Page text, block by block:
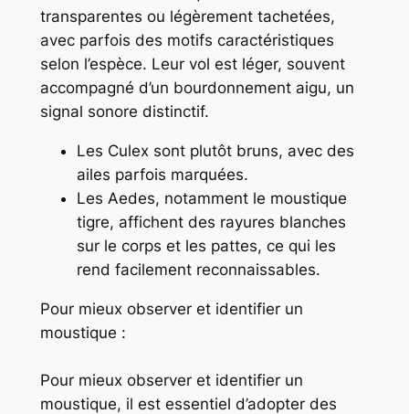
transparentes ou légèrement tachetées,
avec parfois des motifs caractéristiques
selon l’espèce. Leur vol est léger, souvent
accompagné d’un bourdonnementaigu, un
signal sonore distinctif.
Les Culexsont plutôt bruns, avec des
ailes parfois marquées.
Les Aedes, notamment le moustique
tigre, affichent des rayures blanches
sur le corps et les pattes, ce qui les
rend facilement reconnaissables.
Pour mieux observer et identifier un
moustique :
Pour mieux observer et identifier un
moustique, il est essentiel d’adopter des